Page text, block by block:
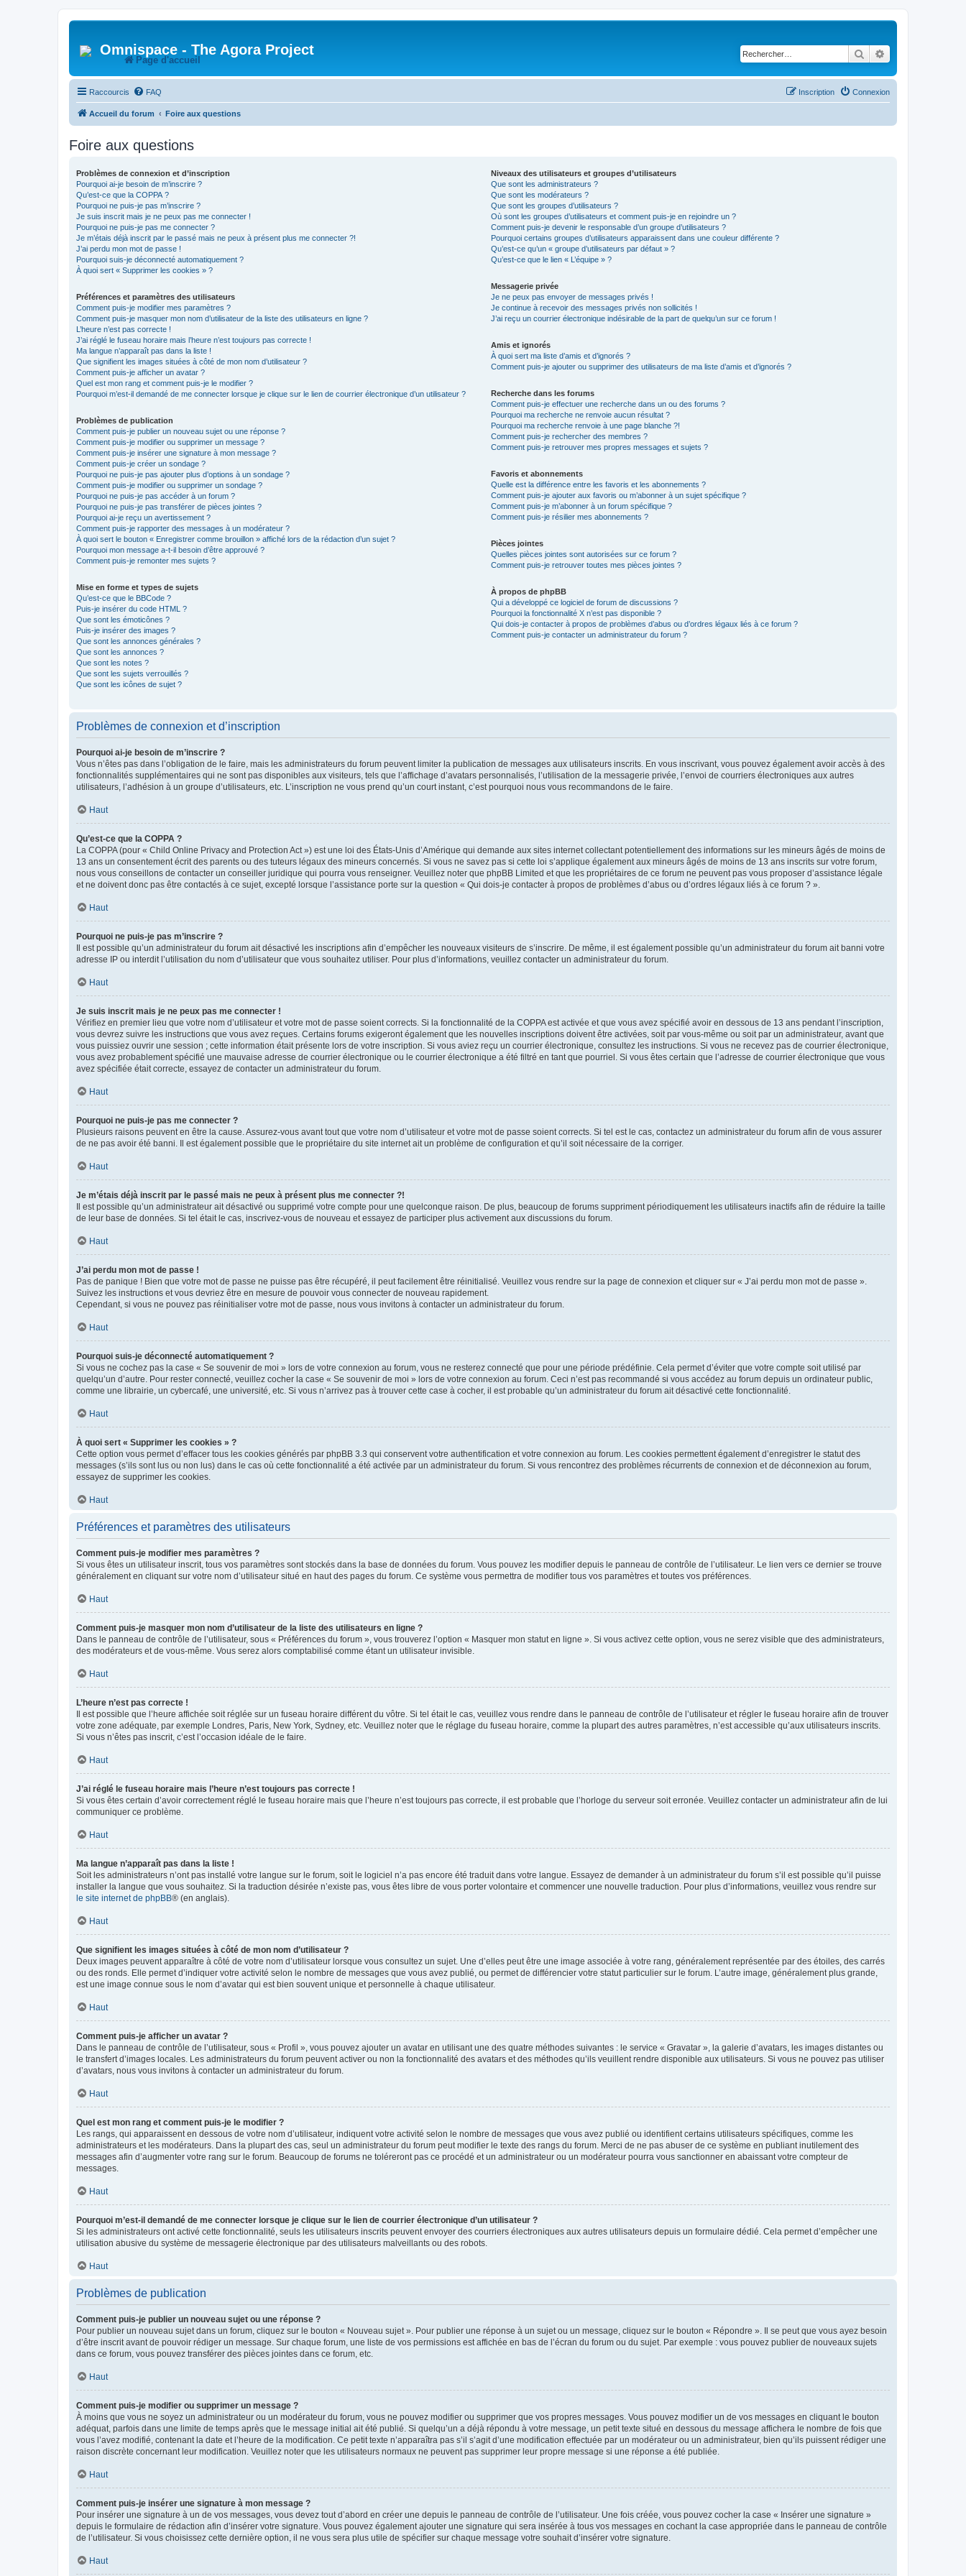
Omnispace - The Agora Project
Page d'accueil
Rechercher
Raccourcis FAQ Connexion
Inscription
Accueil du forum Foire aux questions
Foire aux questions
Problèmes de connexion et d’inscription
Pourquoi ai-je besoin de m’inscrire ?
Qu’est-ce que la COPPA ?
Pourquoi ne puis-je pas m’inscrire ?
Je suis inscrit mais je ne peux pas me connecter !
Pourquoi ne puis-je pas me connecter ?
Je m’étais déjà inscrit par le passé mais ne peux à présent plus me connecter ?!
J’ai perdu mon mot de passe !
Pourquoi suis-je déconnecté automatiquement ?
À quoi sert « Supprimer les cookies » ?
Préférences et paramètres des utilisateurs
Comment puis-je modifier mes paramètres ?
Comment puis-je masquer mon nom d’utilisateur de la liste des utilisateurs en ligne ?
L’heure n’est pas correcte !
J’ai réglé le fuseau horaire mais l’heure n’est toujours pas correcte !
Ma langue n’apparaît pas dans la liste !
Que signifient les images situées à côté de mon nom d’utilisateur ?
Comment puis-je afficher un avatar ?
Quel est mon rang et comment puis-je le modifier ?
Pourquoi m’est-il demandé de me connecter lorsque je clique sur le lien de courrier électronique d’un utilisateur ?
Problèmes de publication
Comment puis-je publier un nouveau sujet ou une réponse ?
Comment puis-je modifier ou supprimer un message ?
Comment puis-je insérer une signature à mon message ?
Comment puis-je créer un sondage ?
Pourquoi ne puis-je pas ajouter plus d’options à un sondage ?
Comment puis-je modifier ou supprimer un sondage ?
Pourquoi ne puis-je pas accéder à un forum ?
Pourquoi ne puis-je pas transférer de pièces jointes ?
Pourquoi ai-je reçu un avertissement ?
Comment puis-je rapporter des messages à un modérateur ?
À quoi sert le bouton « Enregistrer comme brouillon » affiché lors de la rédaction d’un sujet ?
Pourquoi mon message a-t-il besoin d’être approuvé ?
Comment puis-je remonter mes sujets ?
Mise en forme et types de sujets
Qu’est-ce que le BBCode ?
Puis-je insérer du code HTML ?
Que sont les émoticônes ?
Puis-je insérer des images ?
Que sont les annonces générales ?
Que sont les annonces ?
Que sont les notes ?
Que sont les sujets verrouillés ?
Que sont les icônes de sujet ?
Niveaux des utilisateurs et groupes d’utilisateurs
Que sont les administrateurs ?
Que sont les modérateurs ?
Que sont les groupes d’utilisateurs ?
Où sont les groupes d’utilisateurs et comment puis-je en rejoindre un ?
Comment puis-je devenir le responsable d’un groupe d’utilisateurs ?
Pourquoi certains groupes d’utilisateurs apparaissent dans une couleur différente ?
Qu’est-ce qu’un « groupe d’utilisateurs par défaut » ?
Qu’est-ce que le lien « L’équipe » ?
Messagerie privée
Je ne peux pas envoyer de messages privés !
Je continue à recevoir des messages privés non sollicités !
J’ai reçu un courrier électronique indésirable de la part de quelqu’un sur ce forum !
Amis et ignorés
À quoi sert ma liste d’amis et d’ignorés ?
Comment puis-je ajouter ou supprimer des utilisateurs de ma liste d’amis et d’ignorés ?
Recherche dans les forums
Comment puis-je effectuer une recherche dans un ou des forums ?
Pourquoi ma recherche ne renvoie aucun résultat ?
Pourquoi ma recherche renvoie à une page blanche ?!
Comment puis-je rechercher des membres ?
Comment puis-je retrouver mes propres messages et sujets ?
Favoris et abonnements
Quelle est la différence entre les favoris et les abonnements ?
Comment puis-je ajouter aux favoris ou m’abonner à un sujet spécifique ?
Comment puis-je m’abonner à un forum spécifique ?
Comment puis-je résilier mes abonnements ?
Pièces jointes
Quelles pièces jointes sont autorisées sur ce forum ?
Comment puis-je retrouver toutes mes pièces jointes ?
À propos de phpBB
Qui a développé ce logiciel de forum de discussions ?
Pourquoi la fonctionnalité X n’est pas disponible ?
Qui dois-je contacter à propos de problèmes d’abus ou d’ordres légaux liés à ce forum ?
Comment puis-je contacter un administrateur du forum ?
Problèmes de connexion et d’inscription
Pourquoi ai-je besoin de m’inscrire ?
Vous n’êtes pas dans l’obligation de le faire, mais les administrateurs du forum peuvent limiter la publication de messages aux utilisateurs inscrits. En vous inscrivant, vous pouvez également avoir accès à des
fonctionnalités supplémentaires qui ne sont pas disponibles aux visiteurs, tels que l’affichage d’avatars personnalisés, l’utilisation de la messagerie privée, l’envoi de courriers électroniques aux autres
utilisateurs, l’adhésion à un groupe d’utilisateurs, etc. L’inscription ne vous prend qu’un court instant, c’est pourquoi nous vous recommandons de le faire.
Haut
Qu’est-ce que la COPPA ?
La COPPA (pour « Child Online Privacy and Protection Act ») est une loi des États-Unis d’Amérique qui demande aux sites internet collectant potentiellement des informations sur les mineurs âgés de moins de
13 ans un consentement écrit des parents ou des tuteurs légaux des mineurs concernés. Si vous ne savez pas si cette loi s’applique également aux mineurs âgés de moins de 13 ans inscrits sur votre forum,
nous vous conseillons de contacter un conseiller juridique qui pourra vous renseigner. Veuillez noter que phpBB Limited et que les propriétaires de ce forum ne peuvent pas vous proposer d’assistance légale
et ne doivent donc pas être contactés à ce sujet, excepté lorsque l’assistance porte sur la question « Qui dois-je contacter à propos de problèmes d’abus ou d’ordres légaux liés à ce forum ? ».
Haut
Pourquoi ne puis-je pas m’inscrire ?
Il est possible qu’un administrateur du forum ait désactivé les inscriptions afin d’empêcher les nouveaux visiteurs de s’inscrire. De même, il est également possible qu’un administrateur du forum ait banni votre
adresse IP ou interdit l’utilisation du nom d’utilisateur que vous souhaitez utiliser. Pour plus d’informations, veuillez contacter un administrateur du forum.
Haut
Je suis inscrit mais je ne peux pas me connecter !
Vérifiez en premier lieu que votre nom d’utilisateur et votre mot de passe soient corrects. Si la fonctionnalité de la COPPA est activée et que vous avez spécifié avoir en dessous de 13 ans pendant l’inscription,
vous devrez suivre les instructions que vous avez reçues. Certains forums exigeront également que les nouvelles inscriptions doivent être activées, soit par vous-même ou soit par un administrateur, avant que
vous puissiez ouvrir une session ; cette information était présente lors de votre inscription. Si vous aviez reçu un courrier électronique, consultez les instructions. Si vous ne recevez pas de courrier électronique,
vous avez probablement spécifié une mauvaise adresse de courrier électronique ou le courrier électronique a été filtré en tant que pourriel. Si vous êtes certain que l’adresse de courrier électronique que vous
avez spécifiée était correcte, essayez de contacter un administrateur du forum.
Haut
Pourquoi ne puis-je pas me connecter ?
Plusieurs raisons peuvent en être la cause. Assurez-vous avant tout que votre nom d’utilisateur et votre mot de passe soient corrects. Si tel est le cas, contactez un administrateur du forum afin de vous assurer
de ne pas avoir été banni. Il est également possible que le propriétaire du site internet ait un problème de configuration et qu’il soit nécessaire de la corriger.
Haut
Je m’étais déjà inscrit par le passé mais ne peux à présent plus me connecter ?!
Il est possible qu’un administrateur ait désactivé ou supprimé votre compte pour une quelconque raison. De plus, beaucoup de forums suppriment périodiquement les utilisateurs inactifs afin de réduire la taille
de leur base de données. Si tel était le cas, inscrivez-vous de nouveau et essayez de participer plus activement aux discussions du forum.
Haut
J’ai perdu mon mot de passe !
Pas de panique ! Bien que votre mot de passe ne puisse pas être récupéré, il peut facilement être réinitialisé. Veuillez vous rendre sur la page de connexion et cliquer sur « J’ai perdu mon mot de passe ».
Suivez les instructions et vous devriez être en mesure de pouvoir vous connecter de nouveau rapidement.
Cependant, si vous ne pouvez pas réinitialiser votre mot de passe, nous vous invitons à contacter un administrateur du forum.
Haut
Pourquoi suis-je déconnecté automatiquement ?
Si vous ne cochez pas la case « Se souvenir de moi » lors de votre connexion au forum, vous ne resterez connecté que pour une période prédéfinie. Cela permet d’éviter que votre compte soit utilisé par
quelqu’un d’autre. Pour rester connecté, veuillez cocher la case « Se souvenir de moi » lors de votre connexion au forum. Ceci n’est pas recommandé si vous accédez au forum depuis un ordinateur public,
comme une librairie, un cybercafé, une université, etc. Si vous n’arrivez pas à trouver cette case à cocher, il est probable qu’un administrateur du forum ait désactivé cette fonctionnalité.
Haut
À quoi sert « Supprimer les cookies » ?
Cette option vous permet d’effacer tous les cookies générés par phpBB 3.3 qui conservent votre authentification et votre connexion au forum. Les cookies permettent également d’enregistrer le statut des
messages (s’ils sont lus ou non lus) dans le cas où cette fonctionnalité a été activée par un administrateur du forum. Si vous rencontrez des problèmes récurrents de connexion et de déconnexion au forum,
essayez de supprimer les cookies.
Haut
Préférences et paramètres des utilisateurs
Comment puis-je modifier mes paramètres ?
Si vous êtes un utilisateur inscrit, tous vos paramètres sont stockés dans la base de données du forum. Vous pouvez les modifier depuis le panneau de contrôle de l’utilisateur. Le lien vers ce dernier se trouve
généralement en cliquant sur votre nom d’utilisateur situé en haut des pages du forum. Ce système vous permettra de modifier tous vos paramètres et toutes vos préférences.
Haut
Comment puis-je masquer mon nom d’utilisateur de la liste des utilisateurs en ligne ?
Dans le panneau de contrôle de l’utilisateur, sous « Préférences du forum », vous trouverez l’option « Masquer mon statut en ligne ». Si vous activez cette option, vous ne serez visible que des administrateurs,
des modérateurs et de vous-même. Vous serez alors comptabilisé comme étant un utilisateur invisible.
Haut
L’heure n’est pas correcte !
Il est possible que l’heure affichée soit réglée sur un fuseau horaire différent du vôtre. Si tel était le cas, veuillez vous rendre dans le panneau de contrôle de l’utilisateur et régler le fuseau horaire afin de trouver
votre zone adéquate, par exemple Londres, Paris, New York, Sydney, etc. Veuillez noter que le réglage du fuseau horaire, comme la plupart des autres paramètres, n’est accessible qu’aux utilisateurs inscrits.
Si vous n’êtes pas inscrit, c’est l’occasion idéale de le faire.
Haut
J’ai réglé le fuseau horaire mais l’heure n’est toujours pas correcte !
Si vous êtes certain d’avoir correctement réglé le fuseau horaire mais que l’heure n’est toujours pas correcte, il est probable que l’horloge du serveur soit erronée. Veuillez contacter un administrateur afin de lui
communiquer ce problème.
Haut
Ma langue n’apparaît pas dans la liste !
Soit les administrateurs n’ont pas installé votre langue sur le forum, soit le logiciel n’a pas encore été traduit dans votre langue. Essayez de demander à un administrateur du forum s’il est possible qu’il puisse
installer la langue que vous souhaitez. Si la traduction désirée n’existe pas, vous êtes libre de vous porter volontaire et commencer une nouvelle traduction. Pour plus d’informations, veuillez vous rendre sur
le site internet de phpBB® (en anglais).
Haut
Que signifient les images situées à côté de mon nom d’utilisateur ?
Deux images peuvent apparaître à côté de votre nom d’utilisateur lorsque vous consultez un sujet. Une d’elles peut être une image associée à votre rang, généralement représentée par des étoiles, des carrés
ou des ronds. Elle permet d’indiquer votre activité selon le nombre de messages que vous avez publié, ou permet de différencier votre statut particulier sur le forum. L’autre image, généralement plus grande,
est une image connue sous le nom d’avatar qui est bien souvent unique et personnelle à chaque utilisateur.
Haut
Comment puis-je afficher un avatar ?
Dans le panneau de contrôle de l’utilisateur, sous « Profil », vous pouvez ajouter un avatar en utilisant une des quatre méthodes suivantes : le service « Gravatar », la galerie d’avatars, les images distantes ou
le transfert d’images locales. Les administrateurs du forum peuvent activer ou non la fonctionnalité des avatars et des méthodes qu’ils veuillent rendre disponible aux utilisateurs. Si vous ne pouvez pas utiliser
d’avatars, nous vous invitons à contacter un administrateur du forum.
Haut
Quel est mon rang et comment puis-je le modifier ?
Les rangs, qui apparaissent en dessous de votre nom d’utilisateur, indiquent votre activité selon le nombre de messages que vous avez publié ou identifient certains utilisateurs spécifiques, comme les
administrateurs et les modérateurs. Dans la plupart des cas, seul un administrateur du forum peut modifier le texte des rangs du forum. Merci de ne pas abuser de ce système en publiant inutilement des
messages afin d’augmenter votre rang sur le forum. Beaucoup de forums ne toléreront pas ce procédé et un administrateur ou un modérateur pourra vous sanctionner en abaissant votre compteur de
messages.
Haut
Pourquoi m’est-il demandé de me connecter lorsque je clique sur le lien de courrier électronique d’un utilisateur ?
Si les administrateurs ont activé cette fonctionnalité, seuls les utilisateurs inscrits peuvent envoyer des courriers électroniques aux autres utilisateurs depuis un formulaire dédié. Cela permet d’empêcher une
utilisation abusive du système de messagerie électronique par des utilisateurs malveillants ou des robots.
Haut
Problèmes de publication
Comment puis-je publier un nouveau sujet ou une réponse ?
Pour publier un nouveau sujet dans un forum, cliquez sur le bouton « Nouveau sujet ». Pour publier une réponse à un sujet ou un message, cliquez sur le bouton « Répondre ». Il se peut que vous ayez besoin
d’être inscrit avant de pouvoir rédiger un message. Sur chaque forum, une liste de vos permissions est affichée en bas de l’écran du forum ou du sujet. Par exemple : vous pouvez publier de nouveaux sujets
dans ce forum, vous pouvez transférer des pièces jointes dans ce forum, etc.
Haut
Comment puis-je modifier ou supprimer un message ?
À moins que vous ne soyez un administrateur ou un modérateur du forum, vous ne pouvez modifier ou supprimer que vos propres messages. Vous pouvez modifier un de vos messages en cliquant le bouton
adéquat, parfois dans une limite de temps après que le message initial ait été publié. Si quelqu’un a déjà répondu à votre message, un petit texte situé en dessous du message affichera le nombre de fois que
vous l’avez modifié, contenant la date et l’heure de la modification. Ce petit texte n’apparaîtra pas s’il s’agit d’une modification effectuée par un modérateur ou un administrateur, bien qu’ils puissent rédiger une
raison discrète concernant leur modification. Veuillez noter que les utilisateurs normaux ne peuvent pas supprimer leur propre message si une réponse a été publiée.
Haut
Comment puis-je insérer une signature à mon message ?
Pour insérer une signature à un de vos messages, vous devez tout d’abord en créer une depuis le panneau de contrôle de l’utilisateur. Une fois créée, vous pouvez cocher la case « Insérer une signature »
depuis le formulaire de rédaction afin d’insérer votre signature. Vous pouvez également ajouter une signature qui sera insérée à tous vos messages en cochant la case appropriée dans le panneau de contrôle
de l’utilisateur. Si vous choisissez cette dernière option, il ne vous sera plus utile de spécifier sur chaque message votre souhait d’insérer votre signature.
Haut